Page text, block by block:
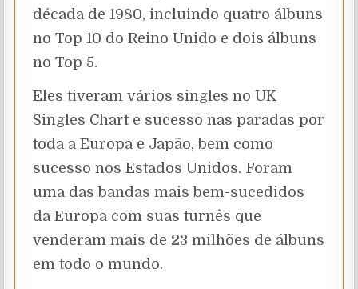
década de 1980, incluindo quatro álbuns
no Top 10 do Reino Unido e dois álbuns
no Top 5.
Eles tiveram vários singles no UK
Singles Chart e sucesso nas paradas por
toda a Europa e Japão, bem como
sucesso nos Estados Unidos. Foram
uma das bandas mais bem-sucedidos
da Europa com suas turnês que
venderam mais de 23 milhões de álbuns
em todo o mundo.